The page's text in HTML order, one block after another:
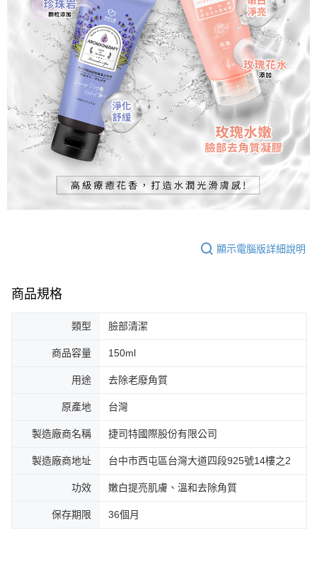
顯示電腦版詳細說明
商品規格
類型 臉部清潔
商品容量 150ml
用途 去除老廢角質
原產地 台灣
製造廠商名稱 捷司特國際股份有限公司
製造廠商地址 台中市西屯區台灣大道四段925號14樓之2
功效 嫩白提亮肌膚、溫和去除角質
保存期限 36個月